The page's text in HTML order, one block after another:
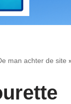
man achter de site